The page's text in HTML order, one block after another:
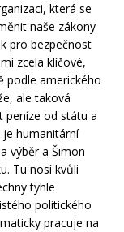
která se
naše zákony
pro bezpečnost
zcela klíčové,
podle amerického
ale taková
peníze od státu a
humanitární
výběr a Šimon
Tu nosí kvůli
tyhle
politického
pracuje na